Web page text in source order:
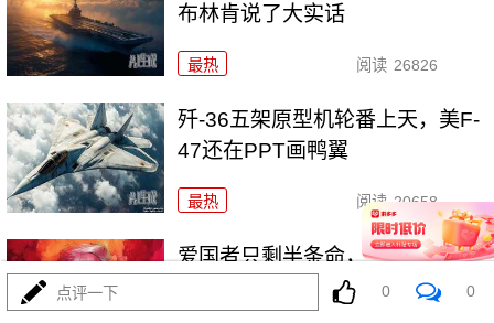
布林肯说了大实话
最热 阅读 26826
歼-36五架原型机轮番上天，美F-
47还在PPT画鸭翼
最热 阅读 20658
爱国者只剩半条命，美军却拉着
沙特去伊拉克踩雷
点评一下 0 0